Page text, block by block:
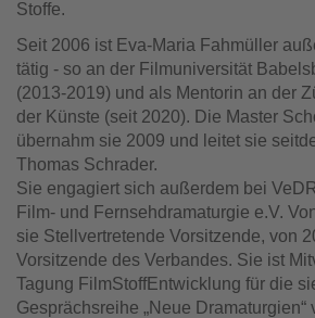
Stoffe.
Seit 2006 ist Eva-Maria Fahmüller
tätig - so an der Filmuniversität
(2013-2019) und als Mentorin an der
der Künste (seit 2020). Die Master
übernahm sie 2009 und leitet sie
Thomas Schrader.
Sie engagiert sich außerdem bei
Film- und Fernsehdramaturgie e.V.
sie Stellvertretende Vorsitzende, von
Vorsitzende des Verbandes. Sie ist
Tagung FilmStoffEntwicklung für die
Gesprächsreihe „Neue Dramaturgien“